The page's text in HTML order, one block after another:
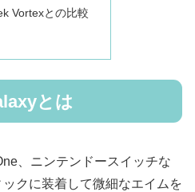
Vortexとの比較
とは
、ニンテンドースイッチな
クに装着して微細なエイムを